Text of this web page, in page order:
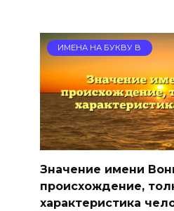
ИМЕНА НА БУКВУ В
Значение имени
происхождение,
характеристика